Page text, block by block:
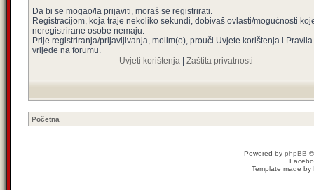
Da bi se mogao/la prijaviti, moraš se registrirati.
Registracijom, koja traje nekoliko sekundi, dobivaš ovlasti/mogućnosti
neregistrirane osobe nemaju.
Prije registriranja/prijavljivanja, molim(o), prouči Uvjete korištenja i
vrijede na forumu.
Uvjeti korištenja| Zaštita privatnosti
Početna
Powered by phpBB
Template made by